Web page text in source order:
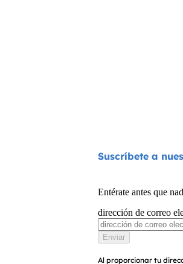
Suscríbete a
Entérate antes que
dirección de correo
Enviar
Al proporcionar tu